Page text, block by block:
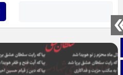
صفحه نخست
تماس با ما